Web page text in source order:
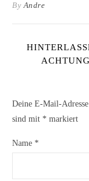
ByAndre
Deine E-Mail-
sind mit * markiert
Name *